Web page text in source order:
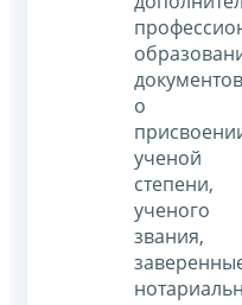
документов
о
ученой
степени,
ученого
звания,